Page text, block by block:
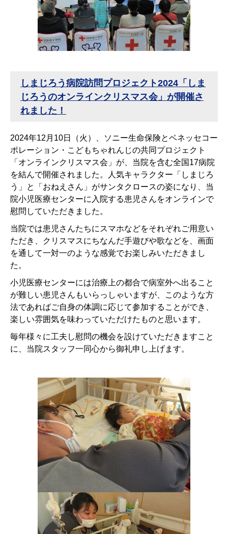
しまじろう病院訪問プロジェクト2024「しま
じろうのオンラインクリスマス会」が開催さ
れました！
2024年12月10日（火）、ソニー生命保険とベネッセコー
ポレーション・こどもちゃれんじの共同プロジェクト
「オンラインクリスマス会」が、当院を含む全国17病院
を結んで開催されました。人気キャラクター「しまじろ
う」と「おねえさん」がサンタクロースの姿になり、当
院小児医療センターに入院する患児さんをオンラインで
慰問していただきました。
当院では患児さんたちにスマホなどをそれぞれご用意い
ただき、クリスマスにちなんだ手遊びや歌などを、画面
を通して一対一のような感覚でお楽しみいただきまし
た。
小児医療センターには治療上の都合で病室外へ出ること
が難しい患児さんもいらっしゃいますが、このような方
法であればご自身の体調に応じて参加することができ、
楽しい雰囲気を味わっていただけたものと思います。
毎年様々に工夫し慰問の機会を設けていただきますこと
に、当院スタッフ一同心から御礼申し上げます。